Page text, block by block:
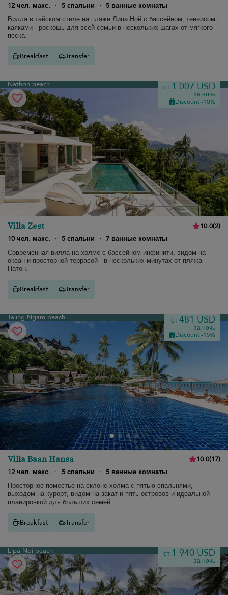
12 чел. макс.
· 5 спальни ·
5 ванные комнаты
Вилла в тайском стиле на пляже Липа Ной с бассейном, теннисом,
каяками - роскошь для всей семьи в нескольких шагах от мягкого
песка.
Breakfast Transfer
Nathon beach от 1 007 USD
за ночь
Discount -10%
Villa Zest 10.0(2)
10 чел. макс.
· 5 спальни · 7 ванные комнаты
Современная вилла на холме с бассейном-инфинити, видом на
океан и просторной террасой - в нескольких минутах от пляжа
Натон.
Breakfast Transfer
Taling Ngam beach от481 USD
за ночь
Discount -15%
Villa Baan Hansa 10.0(17)
12 чел. макс.
· 5 спальни ·
5 ванные комнаты
Просторное поместье на склоне холма с пятью спальнями,
выходом на курорт, видом на закат и пять островов и идеальной
планировкой для больших семей.
Breakfast Transfer
Lipa Noi beach от 1 940 USD
за ночь